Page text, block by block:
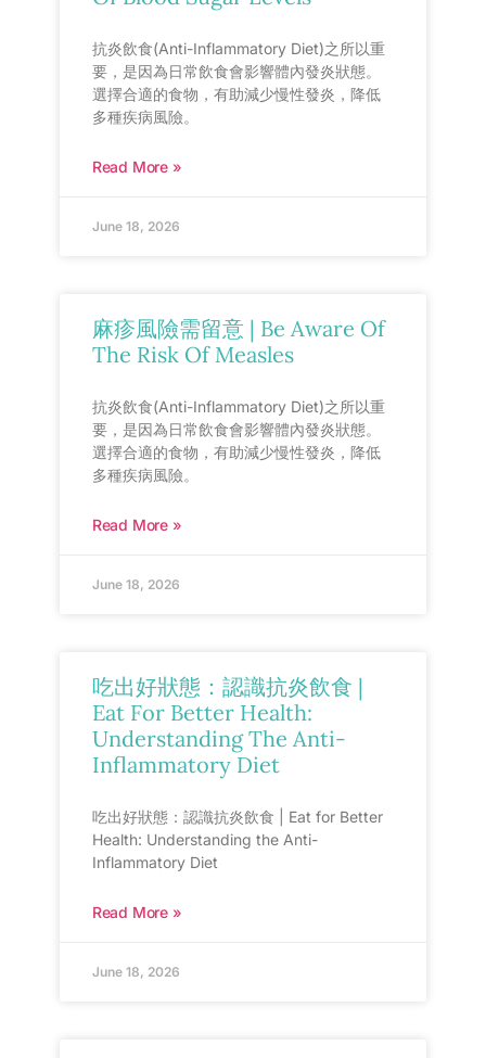
抗炎飲食(Anti-Inflammatory Diet)之所以重
要，是因為日常飲食會影響體內發炎狀態。
選擇合適的食物，有助減少慢性發炎，降低
多種疾病風險。
Read More »
June 18, 2026
麻疹風險需留意 | Be Aware Of
The Risk Of Measles
抗炎飲食(Anti-Inflammatory Diet)之所以重
要，是因為日常飲食會影響體內發炎狀態。
選擇合適的食物，有助減少慢性發炎，降低
多種疾病風險。
Read More »
June 18, 2026
吃出好狀態：認識抗炎飲食 |
Eat For Better Health:
Understanding The Anti-
Inflammatory Diet
吃出好狀態：認識抗炎飲食 | Eat for Better
Health: Understanding the Anti-
Inflammatory Diet
Read More »
June 18, 2026